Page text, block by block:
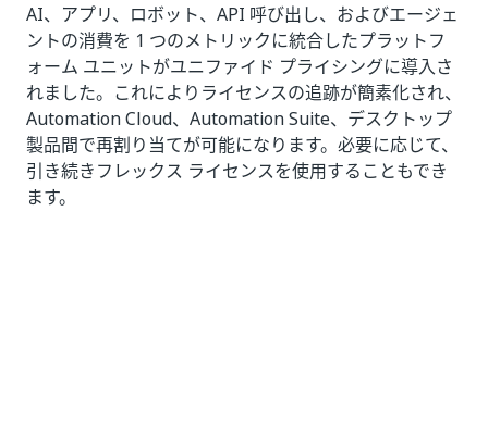
AI、アプリ、ロボット、API 呼び出し、およびエージェ
ントの消費を 1 つのメトリックに統合したプラットフ
ォーム ユニットがユニファイド プライシングに導入さ
れました。これによりライセンスの追跡が簡素化され、
Automation Cloud、Automation Suite、デスクトップ
製品間で再割り当てが可能になります。必要に応じて、
引き続きフレックス ライセンスを使用することもでき
ます。